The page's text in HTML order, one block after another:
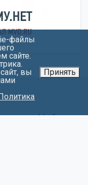
д.44 «б»
файлы
сайте.
вы
Принять